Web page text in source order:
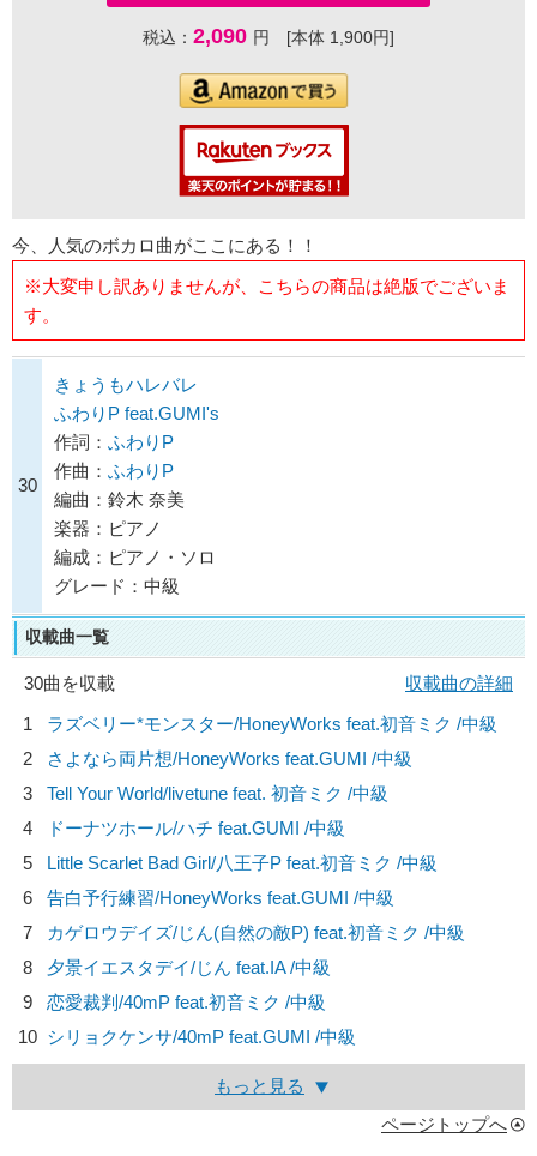
税込： 2,090 円 [本体 1,900円]
今、人気のボカロ曲がここにある！！
※大変申し訳ありませんが、こちらの商品は絶版でございま
す。
30
きょうもハレバレ
ふわりP feat.GUMI's
作詞： ふわりP
作曲： ふわりP
編曲：鈴木 奈美
楽器：ピアノ
編成：ピアノ・ソロ
グレード：中級
収載曲一覧
30曲を収載
収載曲の詳細
1
ラズベリー*モンスター/HoneyWorks feat.初音ミク /中級
2
さよなら両片想/HoneyWorks feat.GUMI /中級
3
Tell Your World/livetune feat. 初音ミク /中級
4
ドーナツホール/ハチ feat.GUMI /中級
5
Little Scarlet Bad Girl/八王子P feat.初音ミク /中級
6
告白予行練習/HoneyWorks feat.GUMI /中級
7
カゲロウデイズ/じん(自然の敵P) feat.初音ミク /中級
8
夕景イエスタデイ/じん feat.IA/中級
9
恋愛裁判/40mP feat.初音ミク /中級
10 シリョクケンサ/40mP feat.GUMI /中級
もっと見る
ページトップへ